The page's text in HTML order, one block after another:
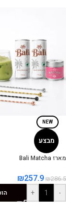
מבצע
NEW
מארז Bali Matcha
₪286.5
₪257.9
-
+